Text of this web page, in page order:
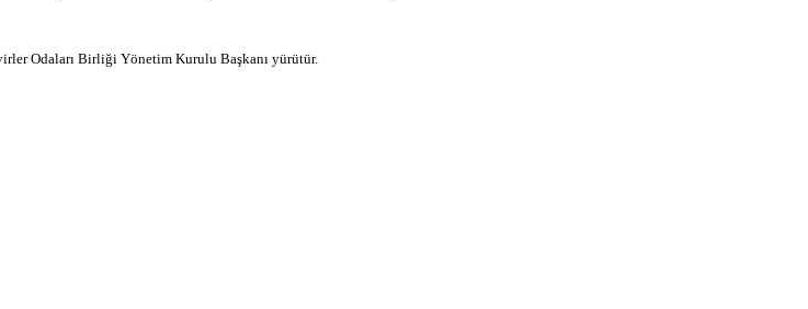
Odaları Birliği Yönetim Kurulu Başkanı yürütür.